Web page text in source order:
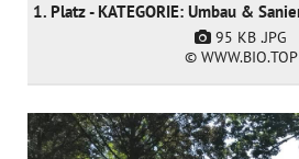
95 KB .JPG
© WWW.BIO.TOP